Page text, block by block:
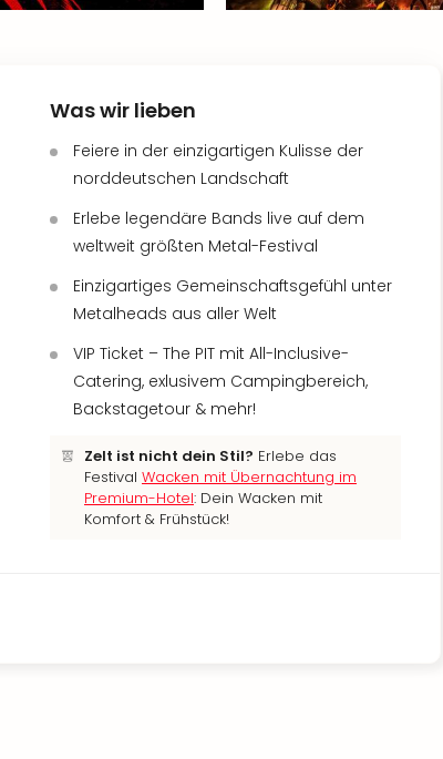
Was wir lieben
Feiere in der einzigartigen Kulisse der
norddeutschen Landschaft
Erlebe legendäre Bands live auf dem
weltweit größten Metal-Festival
Einzigartiges Gemeinschaftsgefühl unter
Metalheads aus aller Welt
VIP Ticket – The PIT mit All-Inclusive-
Catering, exlusivem Campingbereich,
Backstagetour & mehr!
Zelt ist nicht dein Stil? Erlebe das
Festival Wacken mit Übernachtung im
Premium-Hotel: Dein Wacken mit
Komfort & Frühstück!